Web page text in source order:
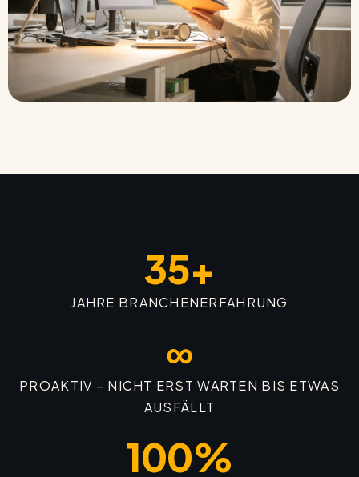
35+
JAHRE BRANCHENERFAHRUNG
∞
PROAKTIV – NICHT ERST WARTEN BIS ETWAS
AUSFÄLLT
100%